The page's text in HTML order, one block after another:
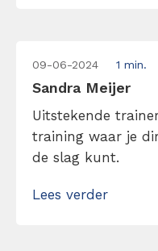
09-06-2024 1 min.
Sandra Meijer
Uitstekende
training waar je
de slag kunt.
Lees verder